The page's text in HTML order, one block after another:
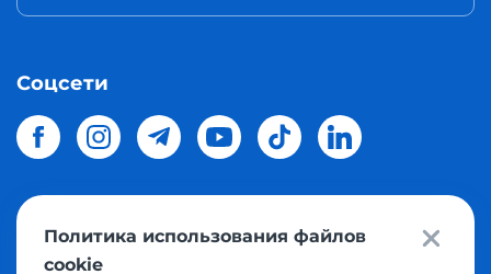
Соцсети
© 2026 Meest Shoppingдоставка покупок с интернет
Политика использования файлов
cookie